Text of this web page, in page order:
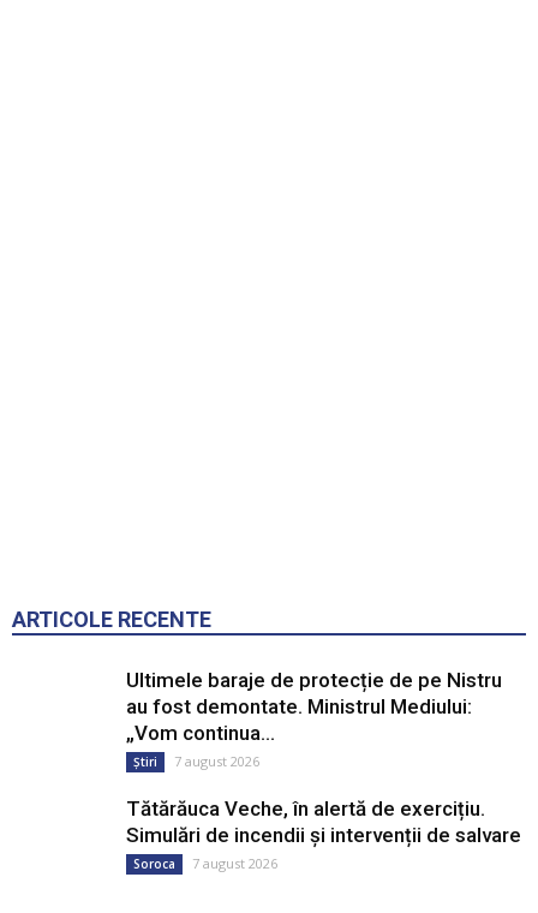
ARTICOLE RECENTE
Ultimele baraje de protecție de pe Nistru
au fost demontate. Ministrul Mediului:
„Vom continua...
Știri 7 august 2026
Tătărăuca Veche, în alertă de exercițiu.
Simulări de incendii și intervenții de salvare
Soroca 7 august 2026